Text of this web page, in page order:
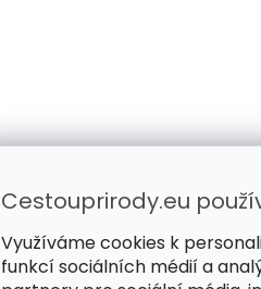
Cestouprirody.eu
Využíváme cookies k
funkcí sociálních médií a